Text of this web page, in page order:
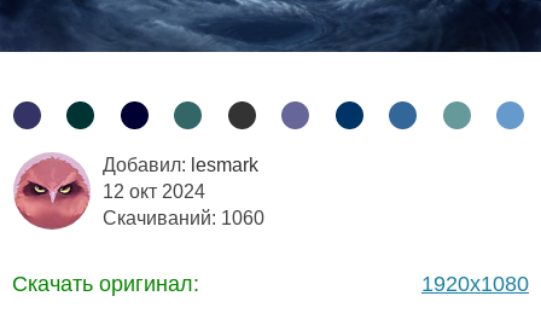
Добавил: lesmark
12 окт 2024
Скачиваний: 1060
Скачать оригинал: 1920x1080